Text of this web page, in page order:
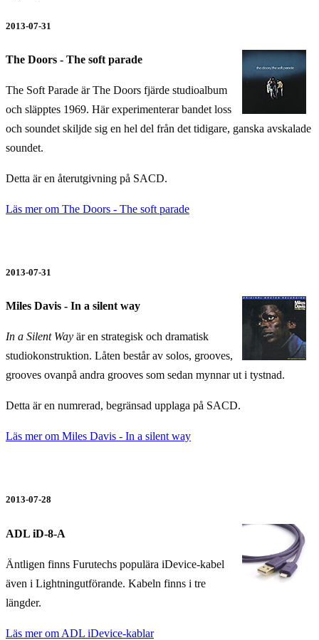
2013-07-31
The Doors - The soft parade
The Soft Parade är The Doors fjärde studioalbum
och släpptes 1969. Här experimenterar bandet loss
och soundet skiljde sig en hel del från det tidigare, ganska avskalade
soundet.
Detta är en återutgivning på SACD.
Läs mer om The Doors - The soft parade
2013-07-31
Miles Davis - In a silent way
In a Silent Way är en strategisk och dramatisk
studiokonstruktion. Låten består av solos, grooves,
grooves ovanpå andra grooves som sedan mynnar ut i tystnad.
Detta är en numrerad, begränsad upplaga på SACD.
Läs mer om Miles Davis - In a silent way
2013-07-28
ADL iD-8-A
Äntligen finns Furutechs populära iDevice-kabel
även i Lightningutförande. Kabeln finns i tre
längder.
Läs mer om ADL iDevice-kablar